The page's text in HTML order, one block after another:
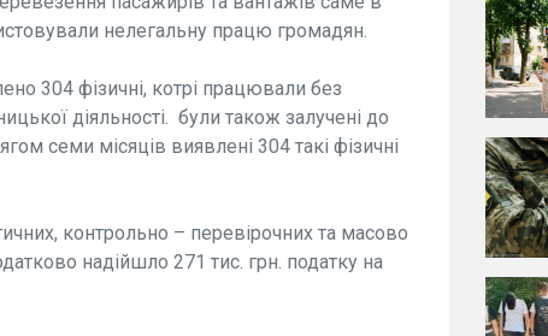
нелегальну працю громадян.
304 фізичні, котрі працювали без
діяльності. були також залучені до
семи місяців виявлені 304 такі фізичні
контрольно – перевірочних та масово
надійшло 271 тис. грн. податку на